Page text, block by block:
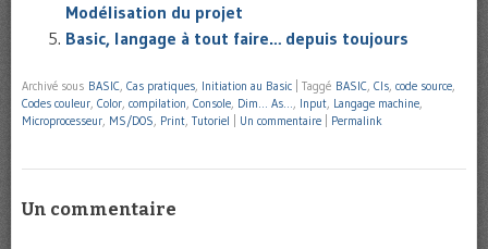
Modélisation du projet
Basic, langage à tout faire… depuis toujours
Archivé sous BASIC, Cas pratiques, Initiation au Basic Taggé BASIC, Cls, code source,
Codes couleur, Color, compilation, Console, Dim… As…, Input, Langage machine,
Microprocesseur, MS/DOS, Print, Tutoriel Un commentaire Permalink
Un commentaire